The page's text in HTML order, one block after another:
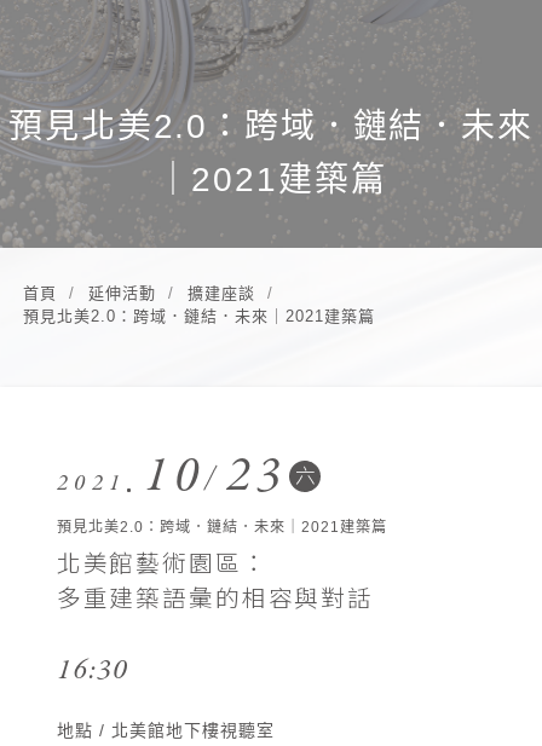
預見北美2.0：跨域．鏈結．未來
｜2021建築篇
首頁 延伸活動
擴建座談
預見北美2.0：跨域．鏈結．未來｜2021建築篇
2021 10 23 六
預見北美2.0：跨域．鏈結．未來｜2021建築篇
北美館藝術園區：
多重建築語彙的相容與對話
16:30
地點 / 北美館地下樓視聽室